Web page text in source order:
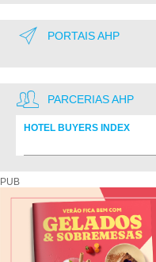
PORTAIS AHP
PARCERIAS AHP
HOTEL BUYERS INDEX
PUB